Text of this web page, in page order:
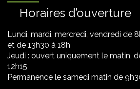
Horaires d’ouverture
Lundi, mardi, mercredi, vendredi de
et de 13h30 à 18h
Jeudi : ouvert uniquement le matin,
12h15
Permanence le samedi matin de